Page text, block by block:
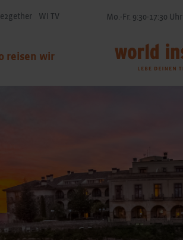
WI TV Mo.-Fr. 9:30-17:30 Uhr
reisen wir